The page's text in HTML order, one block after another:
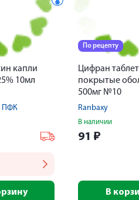
капли
10мл
ПФК
По рецепту
Цифран
покрытые
500мг №10
Ranbaxy
В наличии
91 ₽
В